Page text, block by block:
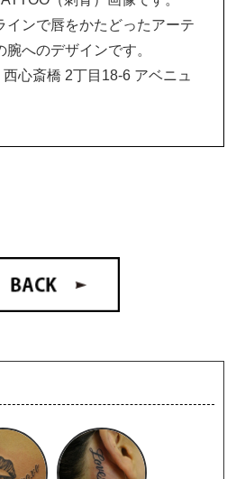
インで唇をかたどったアーテ
へのデザインです。
心斎橋 2丁目18-6 アベニュ